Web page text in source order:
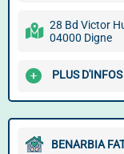
28 Bd Victor
04000 Digne
PLUS
BENARBIA